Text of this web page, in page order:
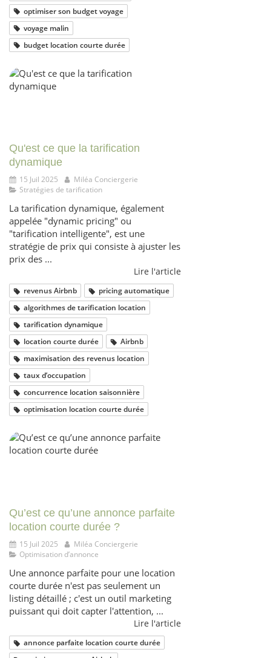
optimiser son budget voyage
voyage malin
budget location courte durée
Qu'est ce que la tarification
dynamique
15 Juil 2025
Miléa Conciergerie
Stratégies de tarification
La tarification dynamique, également
appelée "dynamic pricing" ou
"tarification intelligente", est une
stratégie de prix qui consiste à ajuster les
prix des ...
Lire l'article
revenus Airbnb
pricing automatique
algorithmes de tarification location
tarification dynamique
location courte durée
Airbnb
maximisation des revenus location
taux d’occupation
concurrence location saisonnière
optimisation location courte durée
Qu’est ce qu’une annonce parfaite
location courte durée ?
15 Juil 2025
Miléa Conciergerie
Optimisation d’annonce
Une annonce parfaite pour une location
courte durée n'est pas seulement un
listing détaillé ; c'est un outil marketing
puissant qui doit capter l'attention, ...
Lire l'article
annonce parfaite location courte durée